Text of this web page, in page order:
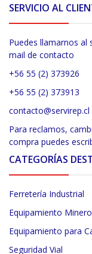
SERVICIO AL
Puedes llamarnos
mail de contacto
+56 55 (2) 373926
+56 55 (2) 373913
contacto@servirep.cl
Para reclamos,
compra puedes
CATEGORÍAS
Ferretería Industrial
Equipamiento Minero
Equipamiento para
Seguridad Vial